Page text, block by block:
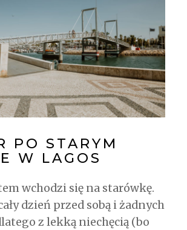
PO STARYM
W LAGOS
wchodzi się na starówkę.
dzień przed sobą i żadnych
z lekką niechęcią (bo